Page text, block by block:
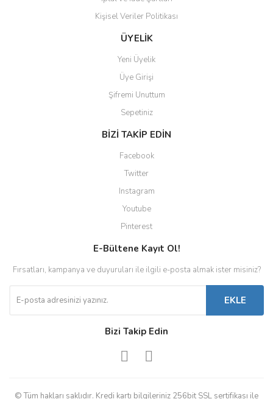
Kişisel Veriler Politikası
ÜYELİK
Yeni Üyelik
Üye Girişi
Şifremi Unuttum
Sepetiniz
BİZİ TAKİP EDİN
Facebook
Twitter
Instagram
Youtube
Pinterest
E-Bültene Kayıt Ol!
Fırsatları, kampanya ve duyuruları ile ilgili e-posta almak ister misiniz?
EKLE
Bizi Takip Edin
© Tüm hakları saklıdır. Kredi kartı bilgileriniz 256bit SSL sertifikası ile